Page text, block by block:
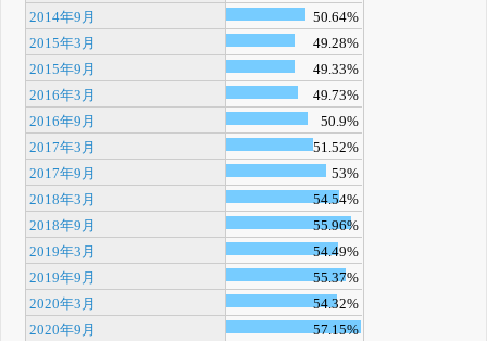
2014年9月
50.64%
2015年3月
49.28%
2015年9月
49.33%
2016年3月
49.73%
2016年9月
50.9%
2017年3月
51.52%
2017年9月
53%
2018年3月
54.54%
2018年9月
55.96%
2019年3月
54.49%
2019年9月
55.37%
2020年3月
54.32%
2020年9月
57.15%